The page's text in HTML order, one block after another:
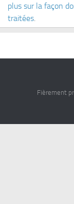
plus sur la façon
traitées
Fièrement